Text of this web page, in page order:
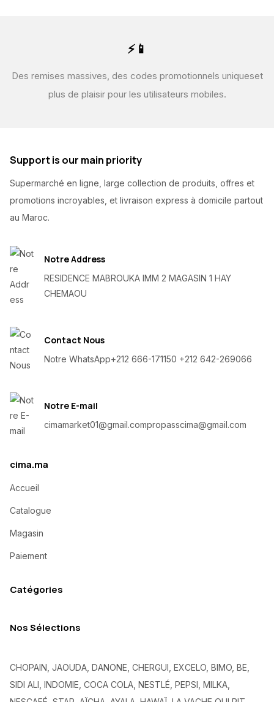
⚡📱
Des remises massives, des codes promotionnels uniqueset
plus de plaisir pour les utilisateurs mobiles.
Support is our main priority
Supermarché en ligne, large collection de produits, offres et
promotions incroyables, et livraison express à domicile partout
au Maroc.
Notre Address
RESIDENCE MABROUKA IMM 2 MAGASIN 1 HAY
CHEMAOU
Contact Nous
Notre WhatsApp+212 666-171150 +212 642-269066
Notre E-mail
cimamarket01@gmail.compropasscima@gmail.com
cima.ma
Accueil
Catalogue
Magasin
Paiement
Catégories
Nos Sélections
CHOPAIN, JAOUDA, DANONE, CHERGUI, EXCELO, BIMO, BE,
SIDI ALI, INDOMIE, COCA COLA, NESTLÉ, PEPSI, MILKA,